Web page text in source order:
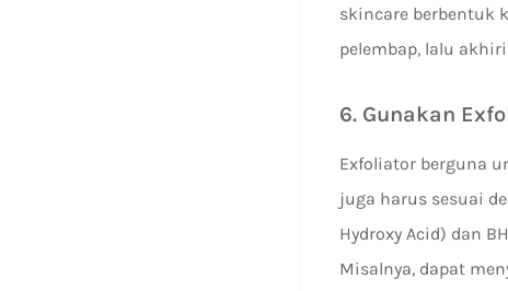
skincare berbentuk
pelembap, lalu
6. Gunakan
Exfoliator berguna
juga harus sesuai
Hydroxy Acid) dan
Misalnya, dapat